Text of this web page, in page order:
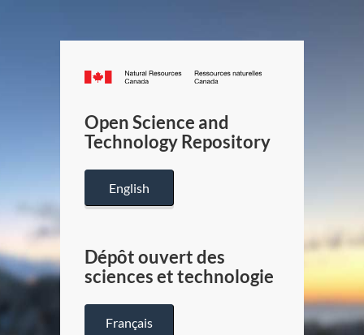
Canada.ca
/
Canada
Open Science and
Technology Repository
English
Dépôt ouvert des
sciences et technologie
Français